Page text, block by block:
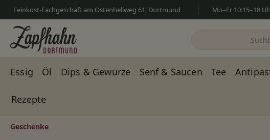
Hauptinhalt springen
Zur Suche springen
Zur Hauptnavigation springen
Feinkost-Fachgeschäft am Ostenhellweg 61, Dortmund Mo–Fr 10:15–18
Essig Öl Dips & Gewürze Senf & Saucen Tee
Rezepte
Geschenke